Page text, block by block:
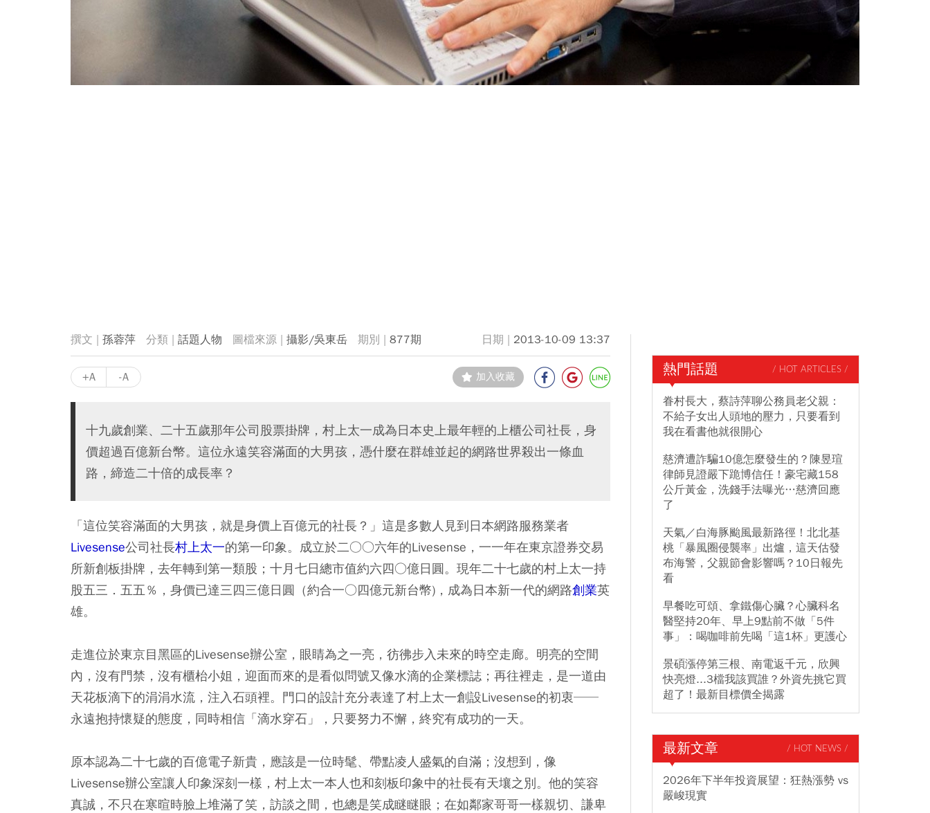
孫蓉萍 話題人物 攝影/吳東岳 877期 2013-10-09 13:37
+A -A 加入收藏
十九歲創業、二十五歲那年公司股票掛牌，村上太一成為日本史上最年輕的上櫃公司社長，身
價超過百億新台幣。這位永遠笑容滿面的大男孩，憑什麼在群雄並起的網路世界殺出一條血
路，締造二十倍的成長率？
「這位笑容滿面的大男孩，就是身價上百億元的社長？」這是多數人見到日本網路服務業者
Livesense公司社長村上太一的第一印象。成立於二○○六年的Livesense，一一年在東京證券交易
所新創板掛牌，去年轉到第一類股；十月七日總市值約六四○億日圓。現年二十七歲的村上太一持
股五三．五五％，身價已達三四三億日圓（約合一○四億元新台幣)，成為日本新一代的網路創業英
雄。
走進位於東京目黑區的Livesense辦公室，眼睛為之一亮，彷彿步入未來的時空走廊。明亮的空間
內，沒有門禁，沒有櫃枱小姐，迎面而來的是看似問號又像水滴的企業標誌；再往裡走，是一道由
天花板滴下的涓涓水流，注入石頭裡。門口的設計充分表達了村上太一創設Livesense的初衷──
永遠抱持懷疑的態度，同時相信「滴水穿石」，只要努力不懈，終究有成功的一天。
原本認為二十七歲的百億電子新貴，應該是一位時髦、帶點凌人盛氣的自滿；沒想到，像
Livesense辦公室讓人印象深刻一樣，村上太一本人也和刻板印象中的社長有天壤之別。他的笑容
真誠，不只在寒暄時臉上堆滿了笑，訪談之間，也總是笑成瞇瞇眼；在如鄰家哥哥一樣親切、謙卑
熱門話題 / HOT ARTICLES /
眷村長大，蔡詩萍聊公務員老父親：
不給子女出人頭地的壓力，只要看到
我在看書他就很開心
慈濟遭詐騙10億怎麼發生的？陳昱瑄
律師見證嚴下跪博信任！豪宅藏158
公斤黃金，洗錢手法曝光…慈濟回應
了
天氣／白海豚颱風最新路徑！北北基
桃「暴風圈侵襲率」出爐，這天估發
布海警，父親節會影響嗎？10日報先
看
早餐吃可頌、拿鐵傷心臟？心臟科名
醫堅持20年、早上9點前不做「5件
事」：喝咖啡前先喝「這1杯」更護心
景碩漲停第三根、南電返千元，欣興
快亮燈...3檔我該買誰？外資先挑它買
超了！最新目標價全揭露
最新文章 / HOT NEWS /
2026年下半年投資展望：狂熱漲勢 vs
嚴峻現實